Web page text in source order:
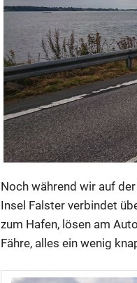
Noch während wir auf
Insel Falster verbindet
zum Hafen, lösen am
Fähre, alles ein wenig